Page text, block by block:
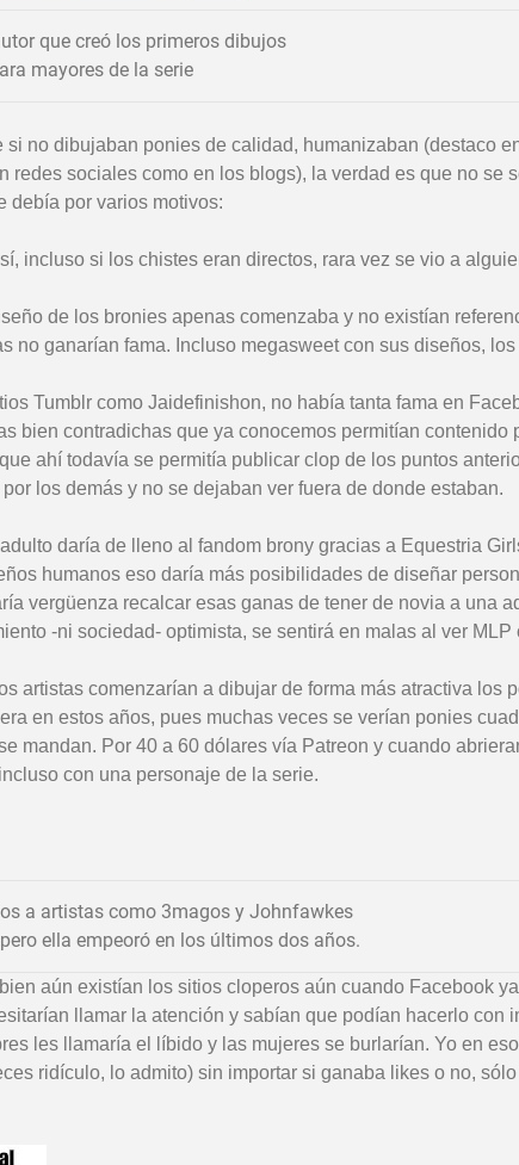
que creó los primeros dibujos
mayores de la serie
no dibujaban ponies de calidad, humanizaban (destaco
redes sociales como en los blogs), la verdad es que no se
debía por varios motivos:
incluso si los chistes eran directos, rara vez se vio a
de los bronies apenas comenzaba y no existían
no ganarían fama. Incluso megasweet con sus diseños,
Tumblr como Jaidefinishon, no había tanta fama en
bien contradichas que ya conocemos permitían contenido
ahí todavía se permitía publicar clop de los puntos
los demás y no se dejaban ver fuera de donde estaban.
daría de lleno al fandom brony gracias a Equestria
humanos eso daría más posibilidades de diseñar
vergüenza recalcar esas ganas de tener de novia a una
-ni sociedad- optimista, se sentirá en malas al ver MLP
artistas comenzarían a dibujar de forma más atractiva los
en estos años, pues muchas veces se verían ponies
mandan. Por 40 a 60 dólares vía Patreon y cuando
con una personaje de la serie.
a artistas como 3magos y Johnfawkes
ella empeoró en los últimos dos años.
aún existían los sitios cloperos aún cuando Facebook
llamar la atención y sabían que podían hacerlo con
les llamaría el líbido y las mujeres se burlarían. Yo en
ridículo, lo admito) sin importar si ganaba likes o no, sólo